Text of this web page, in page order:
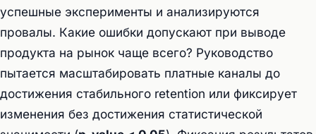
успешные эксперименты и анализируются
провалы. Какие ошибки допускают при выводе
продукта на рынок чаще всего? Руководство
пытается масштабировать платные каналы до
достижения стабильного retention или фиксирует
изменения без достижения статистической